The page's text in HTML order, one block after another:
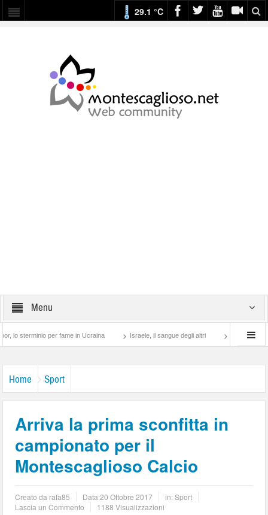
29.1 °C
Menu
per fame in Ucraina Israele, il sangue degli altri Lotta di classe… tra
Home Sport
Arriva la prima sconfitta in
campionato per il
Montescaglioso Calcio
Creato da rafa85 Data:20 Ottobre 2017 in:Sport
Lascia un Commento
1188 Visualizzazioni